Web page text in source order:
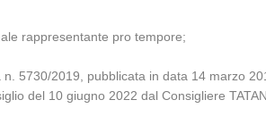
rappresentante pro tempore;
5730/2019, pubblicata in data 14 marzo
del 10 giugno 2022 dal Consigliere